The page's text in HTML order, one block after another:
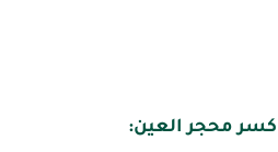
كسر محجر العين: